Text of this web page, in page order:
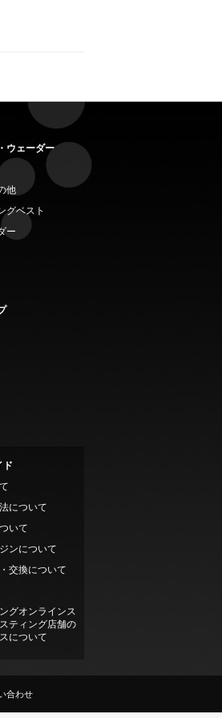
ウェーダー
他
グベスト
ー
ド
について
いて
ンについて
交換について
グオンラインス
ティング店舗の
について
合わせ